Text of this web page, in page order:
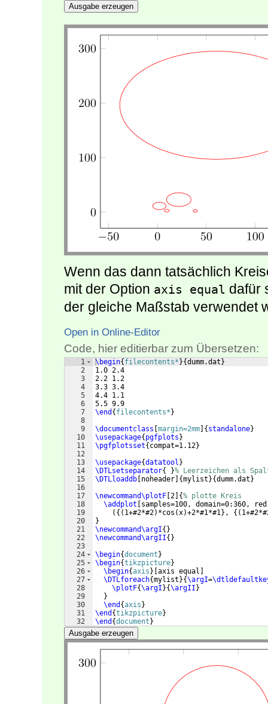
Ausgabe erzeugen
Wenn das dann tatsächlich
mit der Option axis equal dafür
der gleiche Maßstab verwendet
Open in Online-Editor
Code, hier editierbar zum Übersetzen:
1
2
3
4
5
6
7
8
9
10
11
12
13
14
15
16
17
18
19
20
21
22
23
24
25
26
27
28
29
30
31
32
\begin{ filecontents* }{dumm.dat }
1.0 2.4
2.2 1.2
3.3 3.4
4.4 1.1
5.5 9.9
\end { filecontents* }
\documentclass margin=2mm { standalone}
\usepackage{ pgfplots }
\pgfplotsset{ compat=1.12}
\usepackage{datatool }
\DTLsetseparator{ }% Leerzeichen als
\DTLloaddb noheader {mylist }{dumm.dat }
\newcommand\plotF 2 {% plotte Kreis
\addplot
samples=100, domain=0:360, red
({( 1+#2*#2) *cos (x)+2*#1*#1} , {(
}
\newcommand\argI{ }
\newcommand\argII{ }
\begin{document }
\begin{tikzpicture}
\begin{axis } axis equal
\DTLforeach{mylist }{\argI=
\plotF{\argI }{\argII }
}
\end {axis }
\end {tikzpicture}
\end {document }
Ausgabe erzeugen